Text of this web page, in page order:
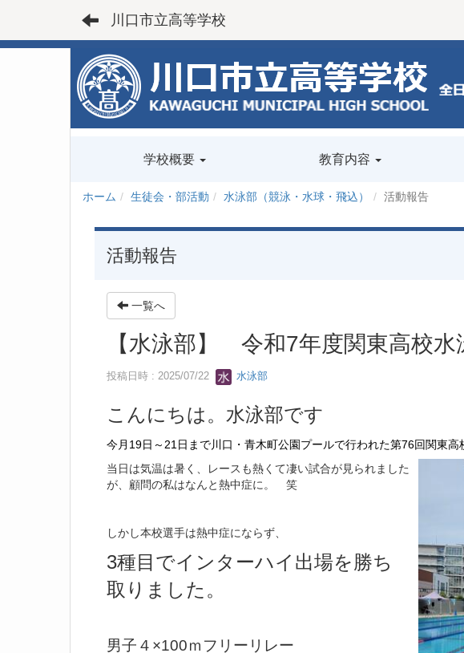
川口市立高等学校
学校概要 教育内容
ホーム 生徒会・部活動 水泳部（競泳・水球・飛込） 活動報告
活動報告
一覧へ
【水泳部】 令和7年度関東高校
投稿日時 : 2025/07/22 水泳部
こんにちは。水泳部です
今月19日～21日まで川口・青木町公園プールで行われた第76回関東高
当日は気温は暑く、レースも熱くて凄い試合が見られました
が、顧問の私はなんと熱中症に。 笑
しかし本校選手は熱中症にならず、
3種目でインターハイ出場を勝ち
取りました。
男子４×100ｍフリーリレー